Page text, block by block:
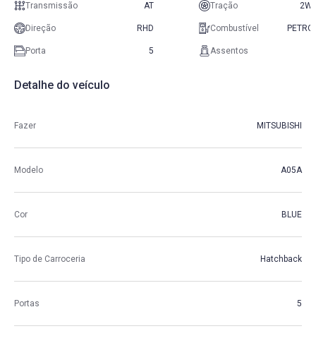
Transmissão AT Tração
Direção RHD Combustível
Porta 5 Assentos
Detalhe do veículo
Fazer MITSUBISHI
Modelo A05A
Cor BLUE
Tipo de Carroceria Hatchback
Portas 5